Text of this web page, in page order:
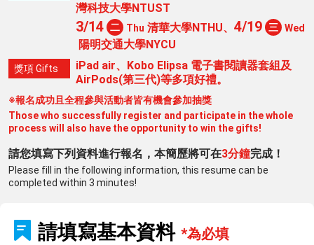
灣科技大學NTUST
3/14 二 Thu 清華大學NTHU、 4/19 三 Wed
陽明交通大學NYCU
獎項Gifts
iPad air、Kobo Elipsa 電子書閱讀器套組及
AirPods(第三代)等多項好禮。
※報名成功且全程參與活動者皆有機會參加抽獎
Those who successfully register and participate in the whole
process will also have the opportunity to win the gifts!
請您填寫下列資料進行報名，本簡歷將可在3分鐘完成！
Please fill in the following information, this resume can be
completed within 3 minutes!
請填寫基本資料 *為必填